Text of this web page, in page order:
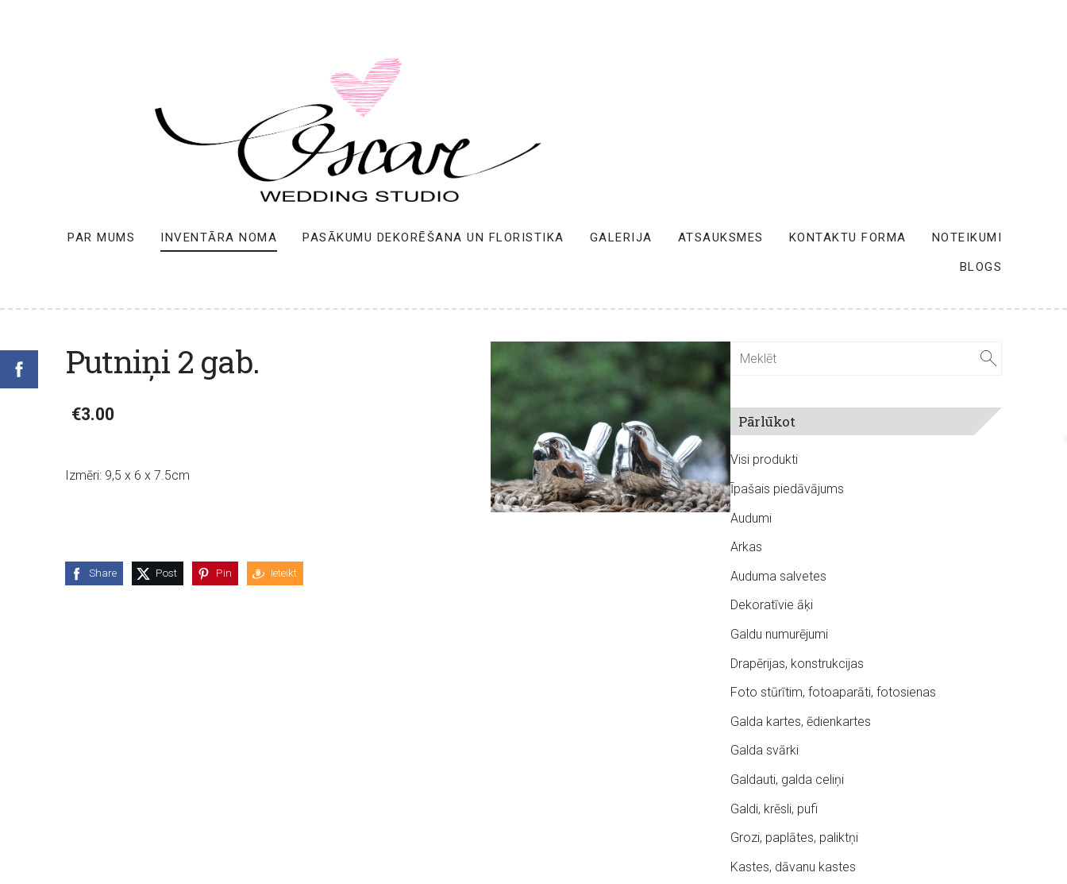
PAR MUMS INVENTĀRA NOMA PASĀKUMU DEKORĒŠANA UN FLORISTIKA GALERIJA ATSAUKSMES KONTAKTU FORMA NOTEIKUMI
BLOGS
Pārlūkot
Visi produkti
Īpašais piedāvājums
Audumi
Arkas
Auduma salvetes
Dekoratīvie āķi
Galdu numurējumi
Drapērijas, konstrukcijas
Foto stūrītim, fotoaparāti, fotosienas
Galda kartes, ēdienkartes
Galda svārki
Galdauti, galda celiņi
Galdi, krēsli, pufi
Grozi, paplātes, paliktņi
Kastes, dāvanu kastes
Putniņi 2 gab.
€3.00
Izmēri: 9,5 x 6 x 7.5cm
Share Post Pin Ieteikt